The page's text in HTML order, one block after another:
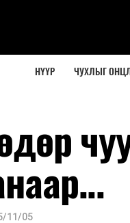
НҮҮР ЧУХЛЫГ
11/05